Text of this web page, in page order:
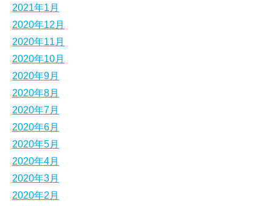
2021年1月
2020年12月
2020年11月
2020年10月
2020年9月
2020年8月
2020年7月
2020年6月
2020年5月
2020年4月
2020年3月
2020年2月